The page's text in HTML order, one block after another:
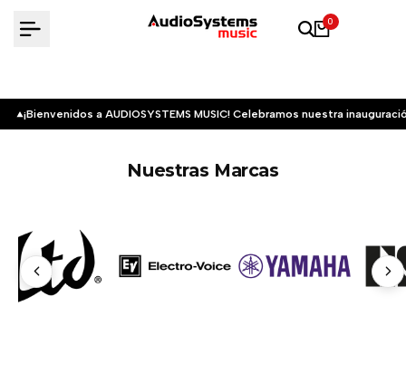
0
¡Bienvenidos a AUDIOSYSTEMS MUSIC! Celebramos nuestra
Nuestras Marcas